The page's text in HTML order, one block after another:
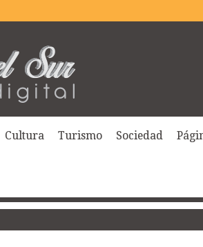
Cultura Turismo Sociedad